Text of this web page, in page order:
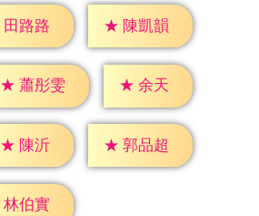
田路路 ★ 陳凱韻
★ 蕭彤雯 ★ 余天
★ 陳沂 ★ 郭品超
林伯實